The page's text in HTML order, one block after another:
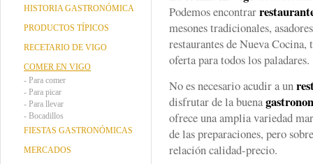
HISTORIA GASTRONÓMICA
PRODUCTOS TÍPICOS
RECETARIO DE VIGO
COMER EN VIGO
- Para comer
- Para picar
- Para llevar
- Bocadillos
FIESTAS GASTRONÓMICAS
MERCADOS
Podemos encontrar
mesones tradicionales,
restaurantes de Nueva
oferta para todos los paladares.
No es necesario acudir a un
disfrutar de la buena
ofrece una amplia variedad
de las preparaciones, pero
relación calidad-precio.